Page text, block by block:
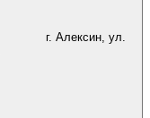
г. Алексин, ул.